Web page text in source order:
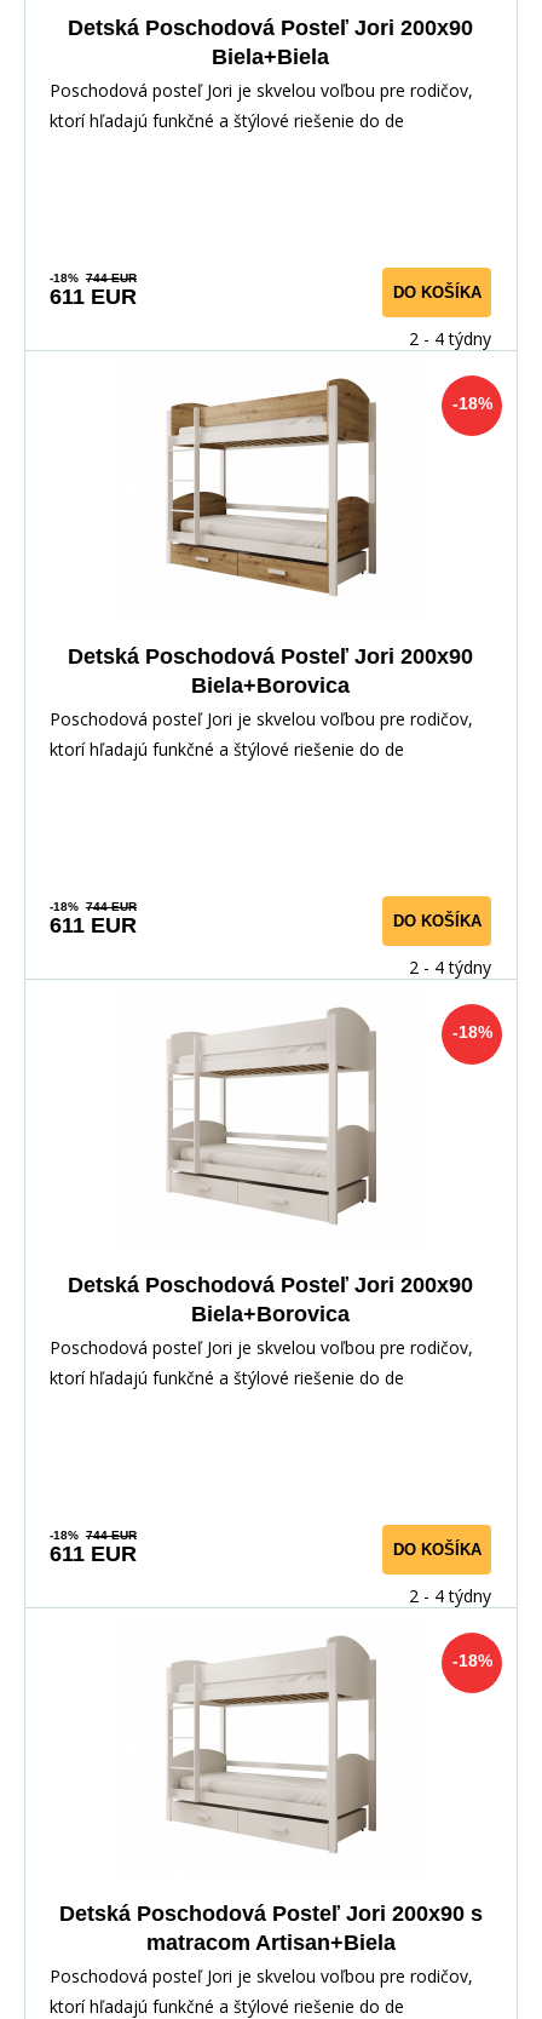
Detská Poschodová Posteľ Jori 200x90
Biela+Biela
Poschodová posteľ Jori je skvelou voľbou pre rodičov,
ktorí hľadajú funkčné a štýlové riešenie do de
-18% 744 EUR
611 EUR DO KOŠÍKA
2 - 4 týdny
-18%
Detská Poschodová Posteľ Jori 200x90
Biela+Borovica
Poschodová posteľ Jori je skvelou voľbou pre rodičov,
ktorí hľadajú funkčné a štýlové riešenie do de
-18% 744 EUR
611 EUR DO KOŠÍKA
2 - 4 týdny
-18%
Detská Poschodová Posteľ Jori 200x90
Biela+Borovica
Poschodová posteľ Jori je skvelou voľbou pre rodičov,
ktorí hľadajú funkčné a štýlové riešenie do de
-18% 744 EUR
611 EUR DO KOŠÍKA
2 - 4 týdny
-18%
Detská Poschodová Posteľ Jori 200x90 s
matracom Artisan+Biela
Poschodová posteľ Jori je skvelou voľbou pre rodičov,
ktorí hľadajú funkčné a štýlové riešenie do de